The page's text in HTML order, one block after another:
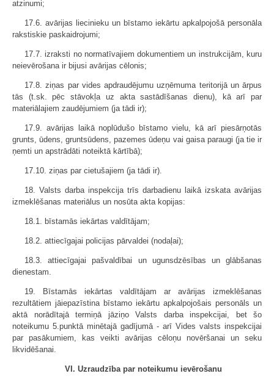
atzinumi;
17.6. avārijas liecinieku un bīstamo iekārtu apkalpojošā personāla
rakstiskie paskaidrojumi;
17.7. izraksti no normatīvajiem dokumentiem un instrukcijām, kuru
neievērošana ir bijusi avārijas cēlonis;
17.8. ziņas par vides apdraudējumu uzņēmuma teritorijā un ārpus
tās (t.sk. pēc stāvokļa uz akta sastādīšanas dienu), kā arī par
materiālajiem zaudējumiem (ja tādi ir);
17.9. avārijas laikā noplūdušo bīstamo vielu, kā arī piesārņotās
grunts, ūdens, gruntsūdens, pazemes ūdeņu vai gaisa paraugi (ja tie ir
ņemti un apstrādāti noteiktā kārtībā);
17.10. ziņas par cietušajiem (ja tādi ir).
18. Valsts darba inspekcija trīs darbadienu laikā izskata avārijas
izmeklēšanas materiālus un nosūta akta kopijas:
18.1. bīstamās iekārtas valdītājam;
18.2. attiecīgajai policijas pārvaldei (nodaļai);
18.3. attiecīgajai pašvaldībai un ugunsdzēsības un glābšanas
dienestam.
19. Bīstamās iekārtas valdītājam ar avārijas izmeklēšanas
rezultātiem jāiepazīstina bīstamo iekārtu apkalpojošais personāls un
aktā norādītajā termiņā jāziņo Valsts darba inspekcijai, bet šo
noteikumu 5.punktā minētajā gadījumā - arī Vides valsts inspekcijai
par pasākumiem, kas veikti avārijas cēloņu novēršanai un seku
likvidēšanai.
VI. Uzraudzība par noteikumu ievērošanu